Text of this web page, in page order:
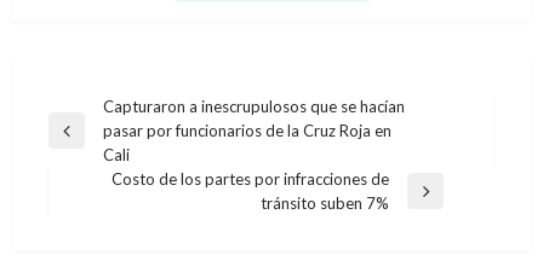
Navegación
de
entradas
Entrada
Capturaron a inescrupulosos que se hacían
pasar por funcionarios de la Cruz Roja en
Cali
Costo de los partes por infracciones de
tránsito suben 7%